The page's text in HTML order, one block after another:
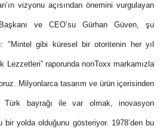
vizyonu açısından önemini vurgulayan
ve CEO’su Gürhan Güven, şu
"Mintel gibi küresel bir otoritenin her yıl
Lezzetleri” raporunda nonToxx markamızla
Milyonlarca tasarım ve ürün içerisinden
bayrağı ile var olmak, inovasyon
yolda olduğunu gösteriyor. 1978’den bu